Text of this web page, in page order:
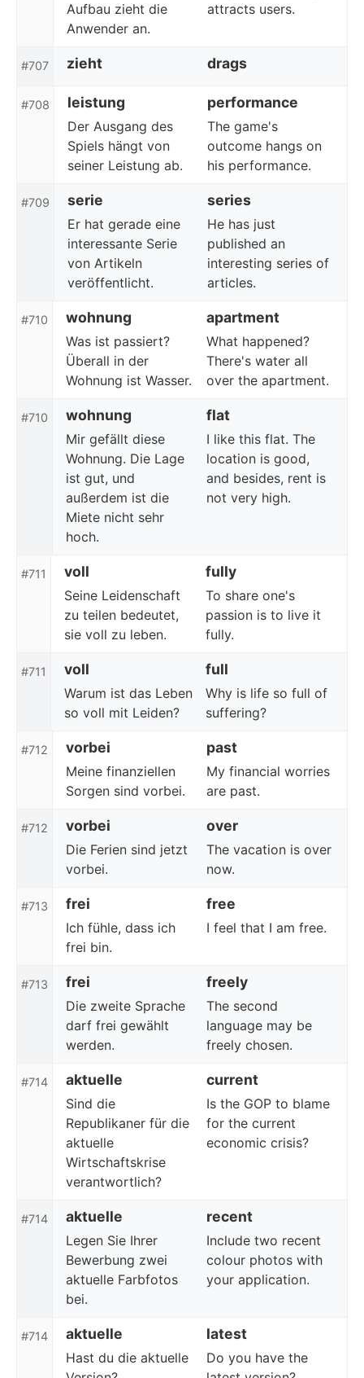
Aufbau zieht die
Anwender an.
attracts users.
#707 zieht drags
#708 leistung performance
Der Ausgang des
Spiels hängt von
seiner Leistung ab.
The game's
outcome hangs on
his performance.
#709 serie series
Er hat gerade eine
interessante Serie
von Artikeln
veröffentlicht.
He has just
published an
interesting series of
articles.
#710 wohnung apartment
Was ist passiert?
Überall in der
Wohnung ist Wasser.
What happened?
There's water all
over the apartment.
#710 wohnung flat
Mir gefällt diese
Wohnung. Die Lage
ist gut, und
außerdem ist die
Miete nicht sehr
hoch.
I like this flat. The
location is good,
and besides, rent is
not very high.
#711 voll fully
Seine Leidenschaft
zu teilen bedeutet,
sie voll zu leben.
To share one's
passion is to live it
fully.
#711 voll full
Warum ist das Leben
so voll mit Leiden?
Why is life so full of
suffering?
#712 vorbei past
Meine finanziellen
Sorgen sind vorbei.
My financial worries
are past.
#712 vorbei over
Die Ferien sind jetzt
vorbei.
The vacation is over
now.
#713 frei free
Ich fühle, dass ich
frei bin.
I feel that I am free.
#713 frei freely
Die zweite Sprache
darf frei gewählt
werden.
The second
language may be
freely chosen.
#714 aktuelle current
Sind die
Republikaner für die
aktuelle
Wirtschaftskrise
verantwortlich?
Is the GOP to blame
for the current
economic crisis?
#714 aktuelle recent
Legen Sie Ihrer
Bewerbung zwei
aktuelle Farbfotos
bei.
Include two recent
colour photos with
your application.
#714 aktuelle latest
Hast du die aktuelle
Do you have the